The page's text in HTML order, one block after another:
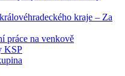
kraje – Za
práce na venkově
KSP